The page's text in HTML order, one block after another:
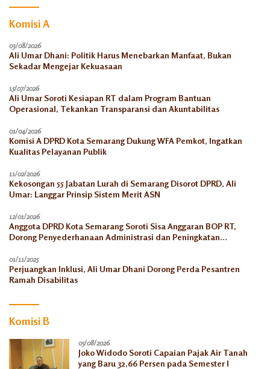
Komisi A
03/08/2026
Ali Umar Dhani: Politik Harus Menebarkan Manfaat, Bukan
Sekadar Mengejar Kekuasaan
15/07/2026
Ali Umar Soroti Kesiapan RT dalam Program Bantuan
Operasional, Tekankan Transparansi dan Akuntabilitas
01/04/2026
Komisi A DPRD Kota Semarang Dukung WFA Pemkot, Ingatkan
Kualitas Pelayanan Publik
11/02/2026
Kekosongan 55 Jabatan Lurah di Semarang Disorot DPRD, Ali
Umar: Langgar Prinsip Sistem Merit ASN
12/01/2026
Anggota DPRD Kota Semarang Soroti Sisa Anggaran BOP RT,
Dorong Penyederhanaan Administrasi dan Peningkatan
01/11/2025
Perjuangkan Inklusi, Ali Umar Dhani Dorong Perda Pesantren
Ramah Disabilitas
Komisi B
05/08/2026
Joko Widodo Soroti Capaian Pajak Air Tanah
yang Baru 32,66 Persen pada Semester I